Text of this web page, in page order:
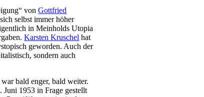
vonGottfried
selbst immer höher
in Meinholds Utopia
Karsten Kruschel hat
geworden. Auch der
sondern auch
bald enger, bald weiter.
Juni 1953 in Frage gestellt